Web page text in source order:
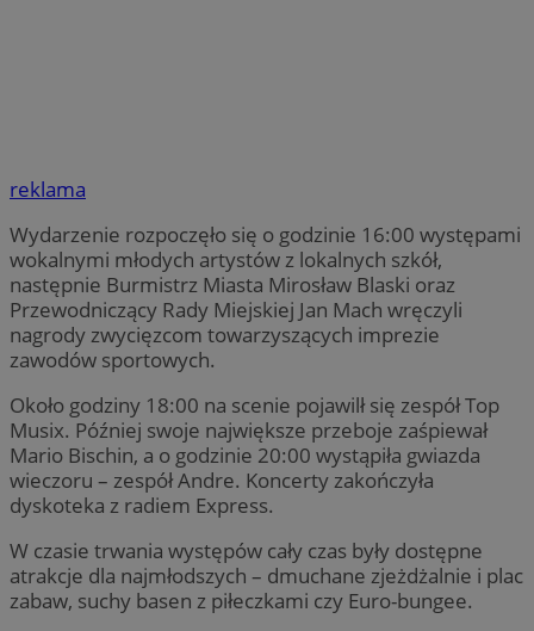
reklama
Wydarzenie rozpoczęło się o godzinie 16:00 występami
wokalnymi młodych artystów z lokalnych szkół,
następnie Burmistrz Miasta Mirosław Blaski oraz
Przewodniczący Rady Miejskiej Jan Mach wręczyli
nagrody zwycięzcom towarzyszących imprezie
zawodów sportowych.
Około godziny 18:00 na scenie pojawilł się zespół Top
Musix. Później swoje największe przeboje zaśpiewał
Mario Bischin, a o godzinie 20:00 wystąpiła gwiazda
wieczoru – zespół Andre. Koncerty zakończyła
dyskoteka z radiem Express.
W czasie trwania występów cały czas były dostępne
atrakcje dla najmłodszych – dmuchane zjeżdżalnie i plac
zabaw, suchy basen z piłeczkami czy Euro-bungee.